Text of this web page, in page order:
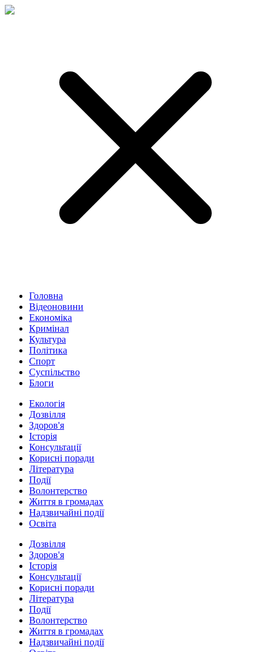
Головна
Відеоновини
Економіка
Кримінал
Культура
Політика
Спорт
Суспільство
Блоги
Екологія
Дозвілля
Здоров'я
Історія
Консультації
Корисні поради
Література
Події
Волонтерство
Життя в громадах
Надзвичайні події
Освіта
Дозвілля
Здоров'я
Історія
Консультації
Корисні поради
Література
Події
Волонтерство
Життя в громадах
Надзвичайні події